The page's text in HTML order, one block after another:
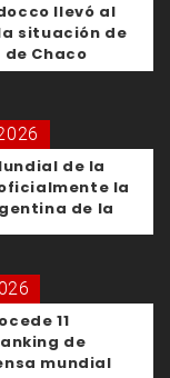
llevó al
situación de
de Chaco
de la
la
de la
11
de
mundial